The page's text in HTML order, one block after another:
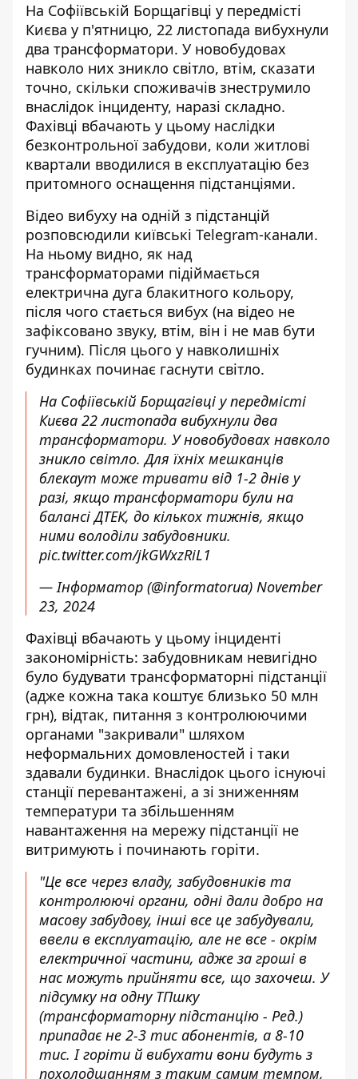
На Софіївській Борщагівці у передмісті
Києва у п'ятницю, 22 листопада вибухнули
два трансформатори. У новобудовах
навколо них зникло світло, втім, сказати
точно, скільки споживачів знеструмило
внаслідок інциденту, наразі складно.
Фахівці вбачають у цьому наслідки
безконтрольної забудови, коли житлові
квартали вводилися в експлуатацію без
притомного оснащення підстанціями.
Відео вибуху на одній з підстанцій
розповсюдили київські Telegram-канали.
На ньому видно, як над
трансформаторами підіймається
електрична дуга блакитного кольору,
після чого стається вибух (на відео не
зафіксовано звуку, втім, він і не мав бути
гучним). Після цього у навколишніх
будинках починає гаснути світло.
На Софіївській Борщагівці у передмісті
Києва 22 листопада вибухнули два
трансформатори. У новобудовах навколо
зникло світло. Для їхніх мешканців
блекаут може тривати від 1-2 днів у
разі, якщо трансформатори були на
балансі ДТЕК, до кількох тижнів, якщо
ними володіли забудовники.
pic.twitter.com/jkGWxzRiL1
— Інформатор (@informatorua) November
23, 2024
Фахівці вбачають у цьому інциденті
закономірність: забудовникам невигідно
було будувати трансформаторні підстанції
(адже кожна така коштує близько 50 млн
грн), відтак, питання з контролюючими
органами "закривали" шляхом
неформальних домовленостей і таки
здавали будинки. Внаслідок цього існуючі
станції перевантажені, а зі зниженням
температури та збільшенням
навантаження на мережу підстанції не
витримують і починають горіти.
"Це все через владу, забудовників та
контролюючі органи, одні дали добро на
масову забудову, інші все це забудували,
ввели в експлуатацію, але не все - окрім
електричної частини, адже за гроші в
нас можуть прийняти все, що захочеш. У
підсумку на одну ТПшку
(трансформаторну підстанцію - Ред.)
припадає не 2-3 тис абонентів, а 8-10
тис. І горіти й вибухати вони будуть з
похолодшанням з таким самим темпом,